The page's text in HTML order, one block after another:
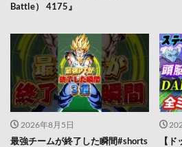
Battle） 4175』
2026年8月5日
最強チームが終了した瞬間#shorts
【